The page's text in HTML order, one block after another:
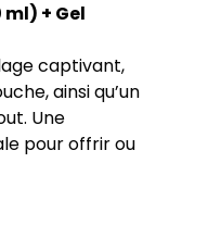
+ Gel
captivant,
ainsi qu’un
Une
pour offrir ou